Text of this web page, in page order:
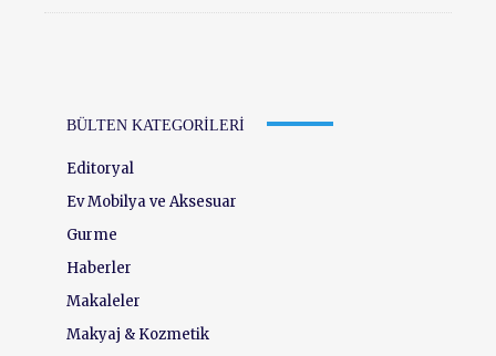
BÜLTEN KATEGORILERI
Editoryal
Ev Mobilya ve Aksesuar
Gurme
Haberler
Makaleler
Makyaj & Kozmetik